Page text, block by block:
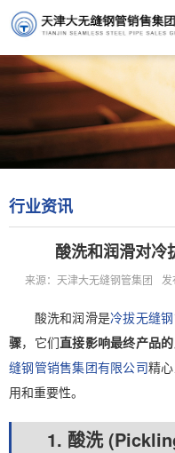
行业资讯
酸洗和润滑对冷
来源：天津大无缝钢管集团
酸洗和润滑是冷拔无缝
骤，它们直接影响最终产品
缝钢管销售集团有限公司精
用和重要性。
1. 酸洗